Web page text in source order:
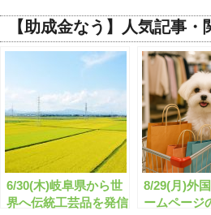
【助成金なう】人気記事・
6/30(木)岐阜県から世
界へ伝統工芸品を発信
8/29(月)外
ームページ